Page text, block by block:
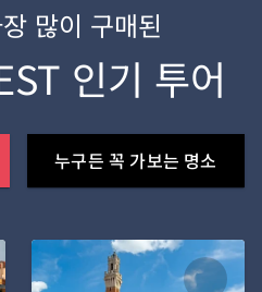
많이 구매된
인기 투어
누구든 꼭 가보는 명소